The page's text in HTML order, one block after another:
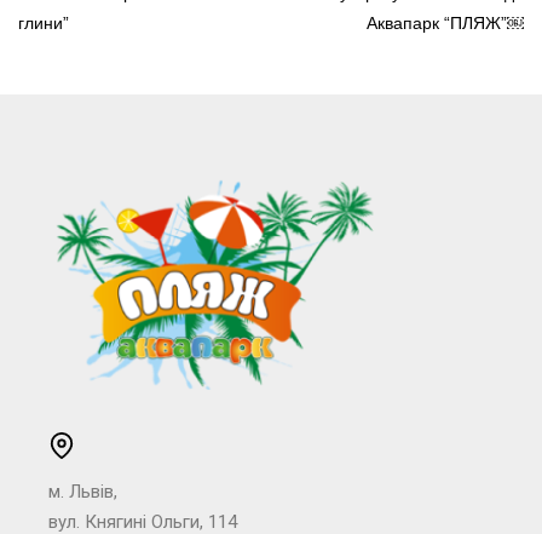
глини”
Аквапарк “ПЛЯЖ”￼
м. Львів,
вул. Княгині Ольги, 114